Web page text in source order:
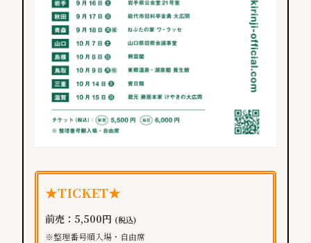
★TICKET★
前売：5,500円 (税込)
※整理番号順入場・自由席